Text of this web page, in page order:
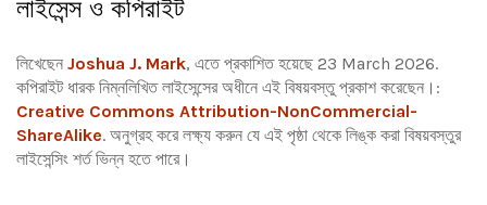
লাইসেন্স ও কপিরাইট
লিখেছেন Joshua J. Mark, এতে প্রকাশিত হয়েছে 23 March 2026.
কপিরাইট ধারক নিম্নলিখিত লাইসেন্সের অধীনে এই বিষয়বস্তু প্রকাশ করেছেন।:
Creative Commons Attribution-NonCommercial-
ShareAlike. অনুগ্রহ করে লক্ষ্য করুন যে এই পৃষ্ঠা থেকে লিঙ্ক করা বিষয়বস্তুর
লাইসেন্সিং শর্ত ভিন্ন হতে পারে।